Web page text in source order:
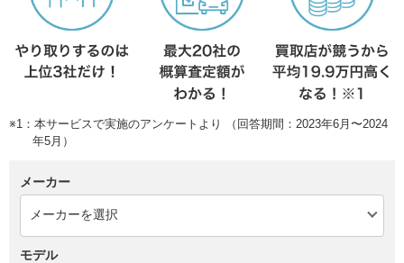
※1：本サービスで実施のアンケートより （回答期間：2023年6月〜2024
年5月）
メーカー
モデル